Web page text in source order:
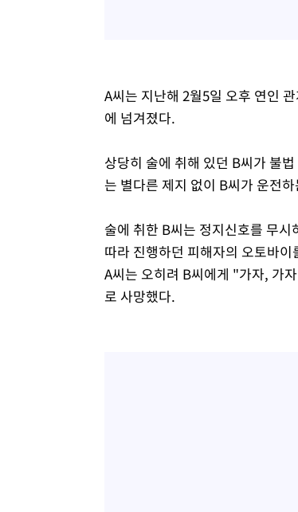
A씨는 지난해 2월5일 오후 연인
에 넘겨졌다.
상당히 술에 취해 있던 B씨가 불
는 별다른 제지 없이 B씨가 운전
술에 취한 B씨는 정지신호를 무
따라 진행하던 피해자의 오토바
A씨는 오히려 B씨에게 "가자, 가
로 사망했다.